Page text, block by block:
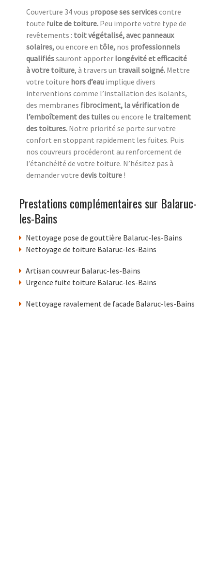
Couverture 34 vous propose ses servicescontre
toute fuite de toiture. Peu importe votre type de
revêtements : toit végétalisé, avec panneaux
solaires,ou encore en tôle, nos professionnels
qualifiéssauront apporter longévité et efficacité
à votre toiture, à travers un travail soigné. Mettre
votre toiture hors d’eau implique divers
interventions comme l’installation des isolants,
des membranes fibrociment, la vérification de
l’emboîtement des tuilesou encore le traitement
des toitures. Notre priorité se porte sur votre
confort en stoppant rapidement les fuites. Puis
nos couvreurs procéderont au renforcement de
l’étanchéité de votre toiture. N’hésitez pas à
demander votre devis toiture !
Prestations complémentaires sur Balaruc-
les-Bains
Nettoyage pose de gouttière Balaruc-les-Bains
Nettoyage de toiture Balaruc-les-Bains
Artisan couvreur Balaruc-les-Bains
Urgence fuite toiture Balaruc-les-Bains
Nettoyage ravalement de facade Balaruc-les-Bains